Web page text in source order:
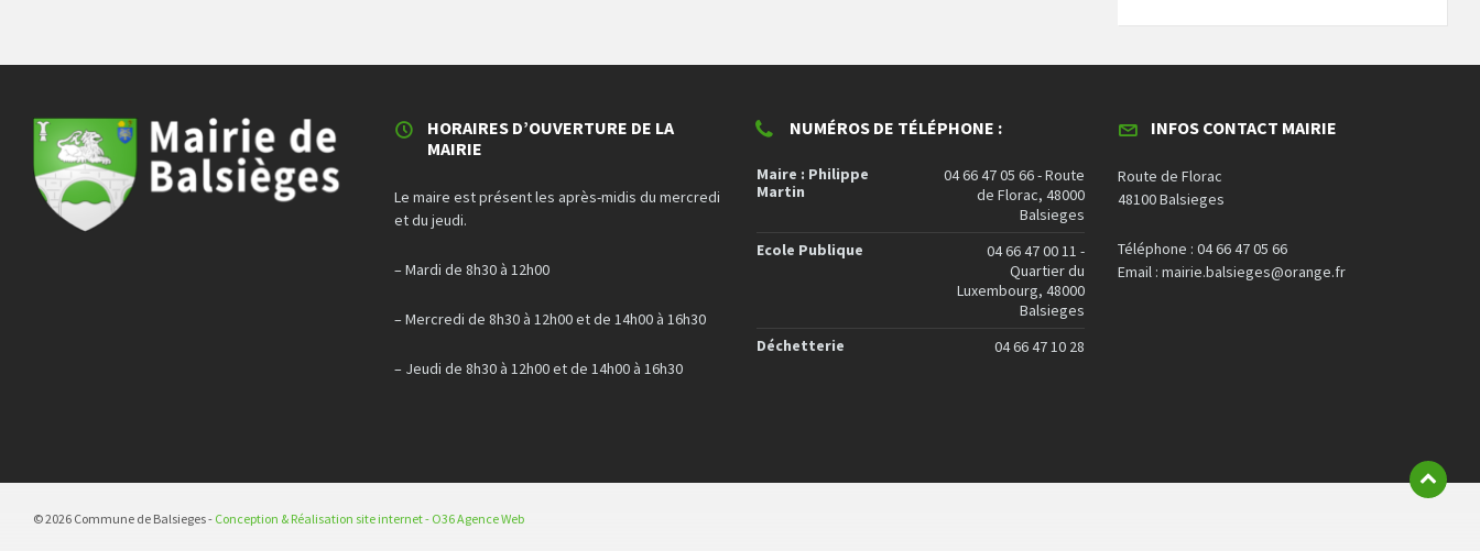
HORAIRES D’OUVERTURE DE LA
MAIRIE
Le maire est présent les après-midis du mercredi
et du jeudi.
– Mardi de 8h30 à 12h00
– Mercredi de 8h30 à 12h00 et de 14h00 à 16h30
– Jeudi de 8h30 à 12h00 et de 14h00 à 16h30
NUMÉROS DE TÉLÉPHONE :
Maire : Philippe
Martin
04 66 47 05 66 - Route
de Florac, 48000
Balsieges
Ecole Publique
04 66 47 00 11 -
Quartier du
Luxembourg, 48000
Balsieges
Déchetterie
04 66 47 10 28
INFOS CONTACT MAIRIE
Route de Florac
48100 Balsieges
Téléphone : 04 66 47 05 66
Email : mairie.balsieges@orange.fr
© 2026 Commune de Balsieges - Conception & Réalisation site internet - O36 Agence Web